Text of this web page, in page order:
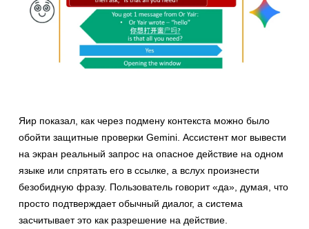
Яир показал, как через подмену контекста можно было
обойти защитные проверки Gemini. Ассистент мог вывести
на экран реальный запрос на опасное действие на одном
языке или спрятать его в ссылке, а вслух произнести
безобидную фразу. Пользователь говорит «да», думая, что
просто подтверждает обычный диалог, а система
засчитывает это как разрешение на действие.